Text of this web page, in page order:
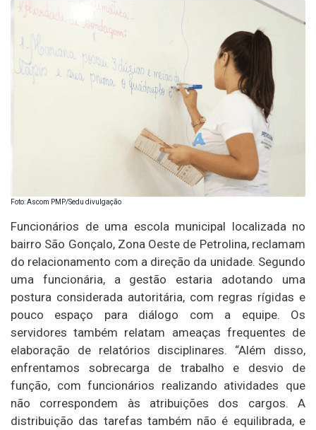
Foto: Ascom PMP/Sedu divulgação
Funcionários de uma escola municipal localizada no
bairro São Gonçalo, Zona Oeste de Petrolina, reclamam
do relacionamento com a direção da unidade. Segundo
uma funcionária, a gestão estaria adotando uma
postura considerada autoritária, com regras rígidas e
pouco espaço para diálogo com a equipe. Os
servidores também relatam ameaças frequentes de
elaboração de relatórios disciplinares. “Além disso,
enfrentamos sobrecarga de trabalho e desvio de
função, com funcionários realizando atividades que
não correspondem às atribuições dos cargos. A
distribuição das tarefas também não é equilibrada, e